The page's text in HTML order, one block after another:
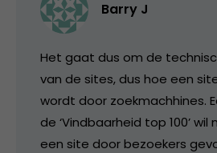
Barry J
Het gaat dus om de
van de sites, dus hoe een
wordt door zoekmachhines.
de ‘Vindbaarheid top 100’
een site door bezoekers